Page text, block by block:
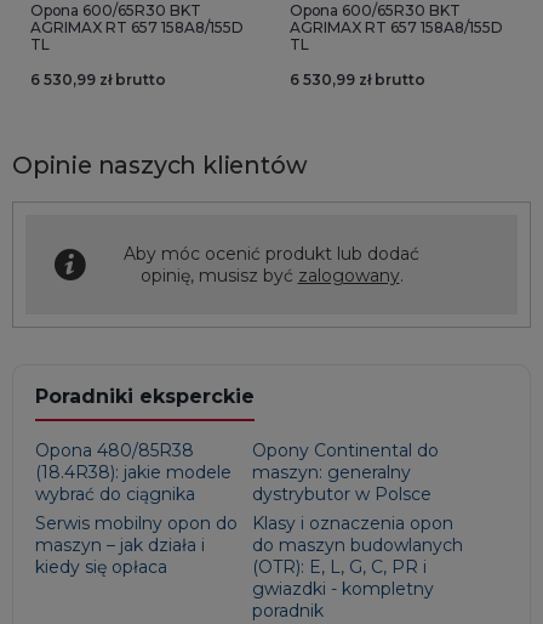
Opona 600/65R30 BKT
AGRIMAX RT 657 158A8/155D
TL
6 530,99 zł brutto
Opona 600/65R30 BKT
AGRIMAX RT 657 158A8/155D
TL
6 530,99 zł brutto
Opinie naszych klientów
Aby móc ocenić produkt lub dodać
opinię, musisz być zalogowany.
Poradniki eksperckie
Opona 480/85R38
(18.4R38): jakie modele
wybrać do ciągnika
Opony Continental do
maszyn: generalny
dystrybutor w Polsce
Serwis mobilny opon do
maszyn – jak działa i
kiedy się opłaca
Klasy i oznaczenia opon
do maszyn budowlanych
(OTR): E, L, G, C, PR i
gwiazdki - kompletny
poradnik